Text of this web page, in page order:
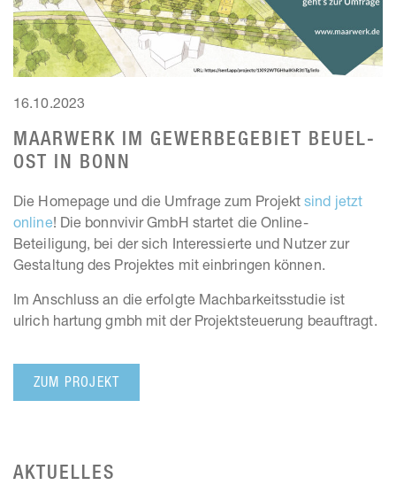
16.10.2023
MAARWERK IM GEWERBEGEBIET BEUEL-
OST IN BONN
Die Homepage und die Umfrage zum Projektsind jetzt
online! Die bonnvivir GmbH startet die Online-
Beteiligung, bei der sich Interessierte und Nutzer zur
Gestaltung des Projektes mit einbringen können.
Im Anschluss an die erfolgte Machbarkeitsstudie ist
ulrich hartung gmbh mit der Projektsteuerung beauftragt.
ZUM PROJEKT
AKTUELLES